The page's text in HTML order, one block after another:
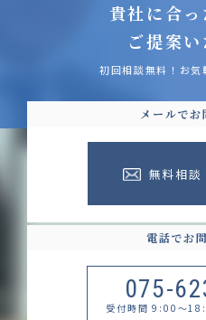
貴社に合
ご提案
初回相談無料！お気
メールで
無料相談
電話でお
075-
受付時間 9:00～